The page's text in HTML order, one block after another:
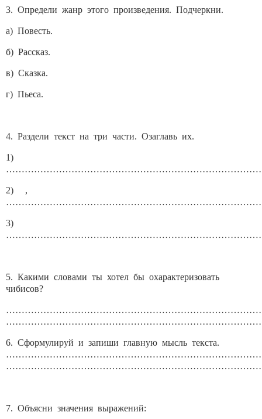
3. Определи жанр этого произведения. Подчеркни.
а) Повесть.
б) Рассказ.
в) Сказка.
г) Пьеса.
4. Раздели текст на три части. Озаглавь их.
1)
2) ,
3)
5. Какими словами ты хотел бы охарактеризовать
чибисов?
6. Сформулируй и запиши главную мысль текста.
7. Объясни значения выражений: